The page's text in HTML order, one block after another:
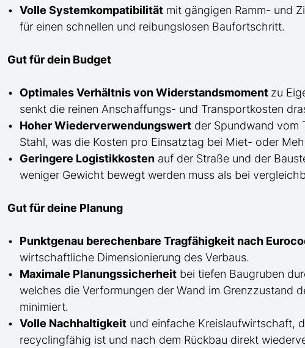
Volle Systemkompatibilität mit gängigen Ramm- und
für einen schnellen und reibungslosen Baufortschritt.
Gut für dein Budget
Optimales Verhältnis von Widerstandsmoment zu
senkt die reinen Anschaffungs- und Transportkosten
Hoher Wiederverwendungswert der Spundwand vom
Stahl, was die Kosten pro Einsatztag bei Miet- oder
Geringere Logistikkosten auf der Straße und der
weniger Gewicht bewegt werden muss als bei
Gut für deine Planung
Punktgenau berechenbare Tragfähigkeit nach
wirtschaftliche Dimensionierung des Verbaus.
Maximale Planungssicherheit bei tiefen Baugruben
welches die Verformungen der Wand im Grenzzustand
minimiert.
Volle Nachhaltigkeit und einfache Kreislaufwirtschaft,
recyclingfähig ist und nach dem Rückbau direkt